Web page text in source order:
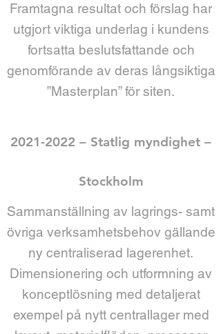
Framtagna resultat och förslag har
utgjort viktiga underlag i kundens
fortsatta beslutsfattande och
genomförande av deras långsiktiga
”Masterplan” för siten.
2021-2022 – Statlig myndighet –
Stockholm
Sammanställning av lagrings- samt
övriga verksamhetsbehov gällande
ny centraliserad lagerenhet.
Dimensionering och utformning av
konceptlösning med detaljerat
exempel på nytt centrallager med